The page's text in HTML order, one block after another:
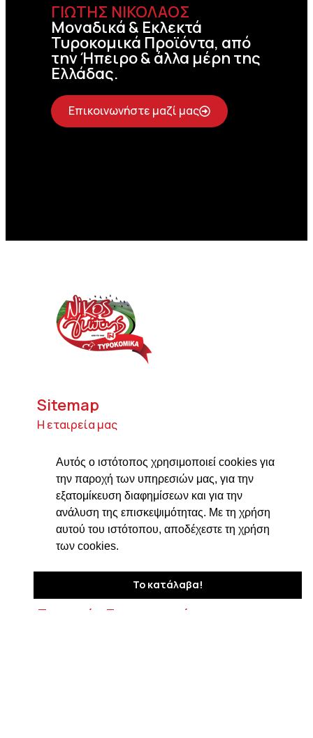
Αυτός ο ιστότοπος χρησιμοποιεί cookies για
την παροχή των υπηρεσιών μας, για την
εξατομίκευση διαφημίσεων και για την
ανάλυση της επισκεψιμότητας. Με τη χρήση
αυτού του ιστότοπου, αποδέχεστε τη χρήση
των cookies.
Το κατάλαβα!
ΓΙΩΤΗΣ ΝΙΚΟΛΑΟΣ
Μοναδικά & Εκλεκτά
Τυροκομικά Προϊόντα, από
την Ήπειρο & άλλα μέρη της
Ελλάδας.
Επικοινωνήστε μαζί μας
Sitemap
Η εταιρεία μας
Τυροκομικά προϊόντα
Προϊόντα ιδρύματος Βαρώνου Μιχαήλ
Τοσίτσα
Delicatessen
Στοιχεία Επικοινωνίας